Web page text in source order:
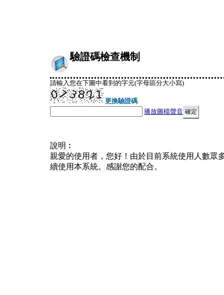
驗證碼檢查機制
請輸入您在下圖中看到的字元(字母區分大小寫)
更換驗證碼
播放圖檔聲音
說明︰
親愛的使用者，您好！由於目前系統使用人數眾
續使用本系統。感謝您的配合。